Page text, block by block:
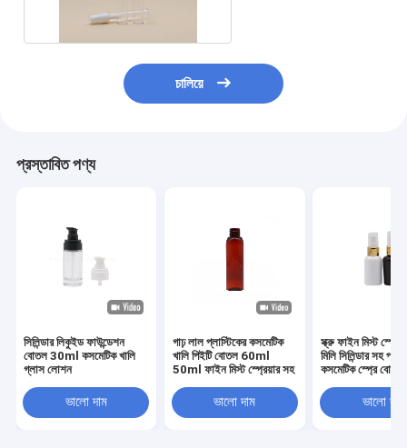
চালিয়ে
প্রস্তাবিত পণ্য
সিলিন্ডার লিকুইড ফাউন্ডেশন
বোতল 30ml কসমেটিক খালি
গ্লাস লোশন
ভালো দাম
গাঢ় লাল প্লাস্টিকের কসমেটিক
খালি পিইটি বোতল 60ml
50ml ফাইন মিস্ট স্প্রেয়ার সহ
ভালো দাম
স্ক্রু ফাইন মিস্ট
মিলি সিলিন্ডার সহ
কসমেটিক স্প্রে বোতল
ভালো দাম